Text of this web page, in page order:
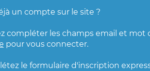
un compte sur le site ?
compléter les champs email et mot
pour vous connecter.
le formulaire d'inscription